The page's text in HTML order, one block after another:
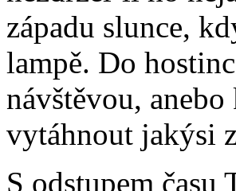
západu slunce,
lampě. Do
návštěvou,
vytáhnout jakýsi
S odstupem času